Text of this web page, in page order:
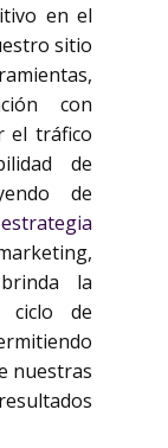
en el
sitio
con
el tráfico
de
de
estrategia
la
ciclo de
nuestras